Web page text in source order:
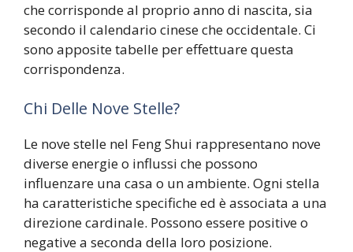
che corrisponde al proprio anno di nascita, sia
secondo il calendario cinese che occidentale. Ci
sono apposite tabelle per effettuare questa
corrispondenza.
Chi Delle Nove Stelle?
Le nove stelle nel Feng Shui rappresentano nove
diverse energie o influssi che possono
influenzare una casa o un ambiente. Ogni stella
ha caratteristiche specifiche ed è associata a una
direzione cardinale. Possono essere positive o
negative a seconda della loro posizione.